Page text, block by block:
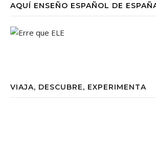
AQUÍ ENSEÑO ESPAÑOL DE
VIAJA, DESCUBRE, EXPERIMENTA